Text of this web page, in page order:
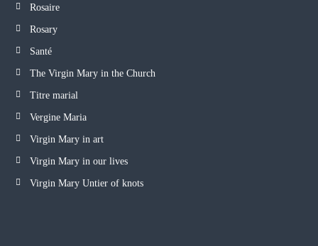
Rosaire
Rosary
Santé
The Virgin Mary in the Church
Titre marial
Vergine Maria
Virgin Mary in art
Virgin Mary in our lives
Virgin Mary Untier of knots